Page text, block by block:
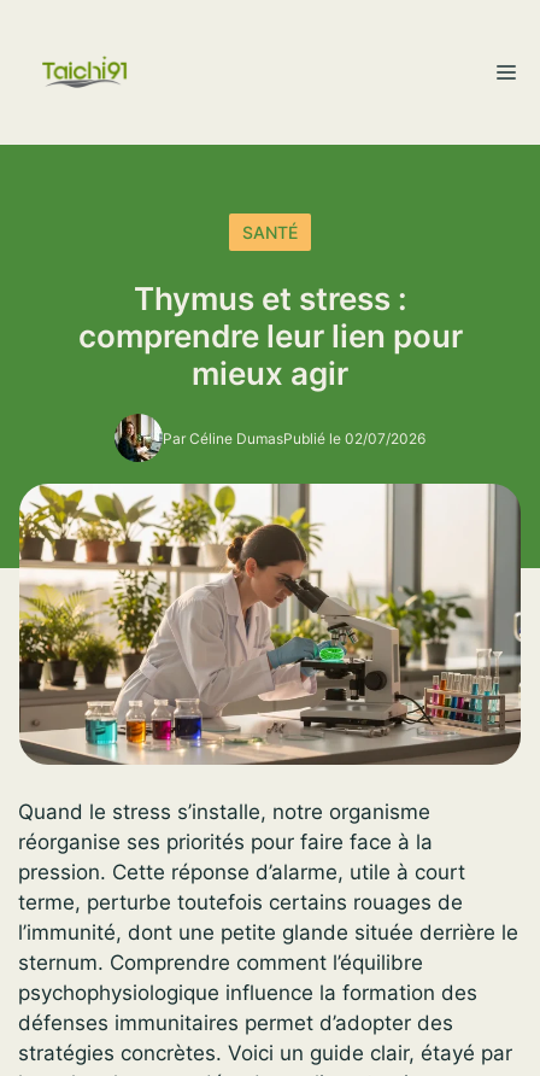
contenu
SANTÉ
Thymus et stress :
comprendre leur lien pour
mieux agir
Par Céline DumasPublié le 02/07/2026
Quand le stress s’installe, notre organisme
réorganise ses priorités pour faire face à la
pression. Cette réponse d’alarme, utile à court
terme, perturbe toutefois certains rouages de
l’immunité, dont une petite glande située derrière le
sternum. Comprendre comment l’équilibre
psychophysiologique influence la formation des
défenses immunitaires permet d’adopter des
stratégies concrètes. Voici un guide clair, étayé par